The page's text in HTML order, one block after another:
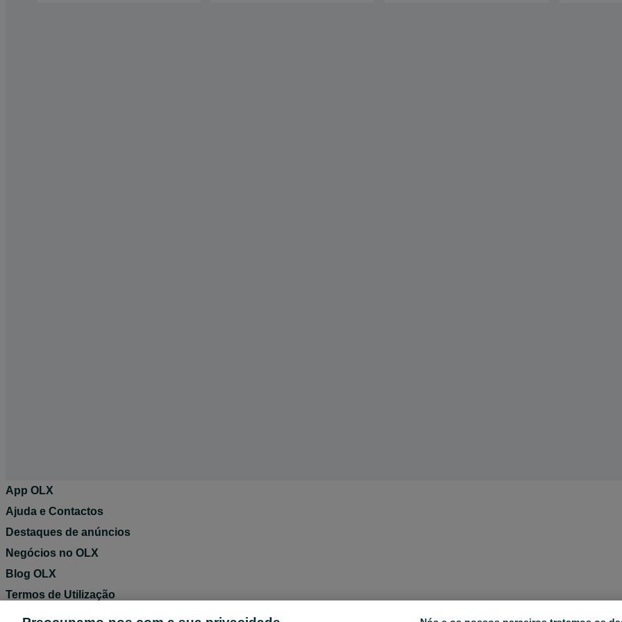
App OLX
Ajuda e Contactos
Destaques de anúncios
Negócios no OLX
Blog OLX
Termos de Utilização
Política de Privacidade